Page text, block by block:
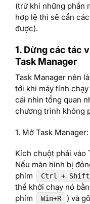
(trừ khi những phần
hợp lệ thì sẽ cần
được).
1. Dừng các tác
Task Manager
Task Manager nên
tới khi máy tính
cái nhìn tổng quan
chương trình không
1. Mở Task Manager:
Kích chuột phải vào
Nếu màn hình bị
phím
Ctrl + Shift
thể khởi chạy nó
phím
Win+R ) và gõ